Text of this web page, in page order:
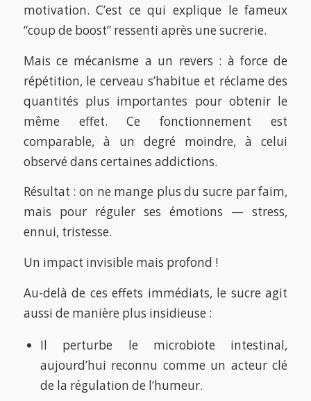
motivation. C’est ce qui explique le fameux
“coup de boost” ressenti après une sucrerie.
Mais ce mécanisme a un revers : à force de
répétition, le cerveau s’habitue et réclame des
quantités plus importantes pour obtenir le
même effet. Ce fonctionnement est
comparable, à un degré moindre, à celui
observé dans certaines addictions.
Résultat : on ne mange plus du sucre par faim,
mais pour réguler ses émotions — stress,
ennui, tristesse.
Un impact invisible mais profond !
Au-delà de ces effets immédiats, le sucre agit
aussi de manière plus insidieuse :
Il perturbe le microbiote intestinal,
aujourd’hui reconnu comme un acteur clé
de la régulation de l’humeur.